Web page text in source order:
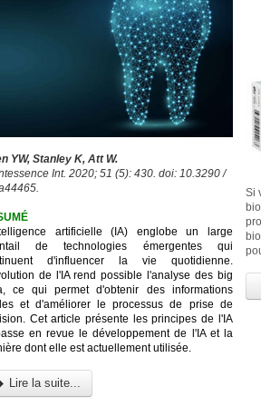
YW, Stanley K, Att W.
Int. 2020; 51 (5): 430. doi: 10.3290 /
artificielle (IA) englobe un large
de technologies émergentes qui
d'influencer la vie quotidienne.
de l'IA rend possible l'analyse des big
ce qui permet d'obtenir des informations
et d'améliorer le processus de prise de
Cet article présente les principes de l'IA
en revue le développement de l'IA et la
dont elle est actuellement utilisée.
Lire la suite...
Si